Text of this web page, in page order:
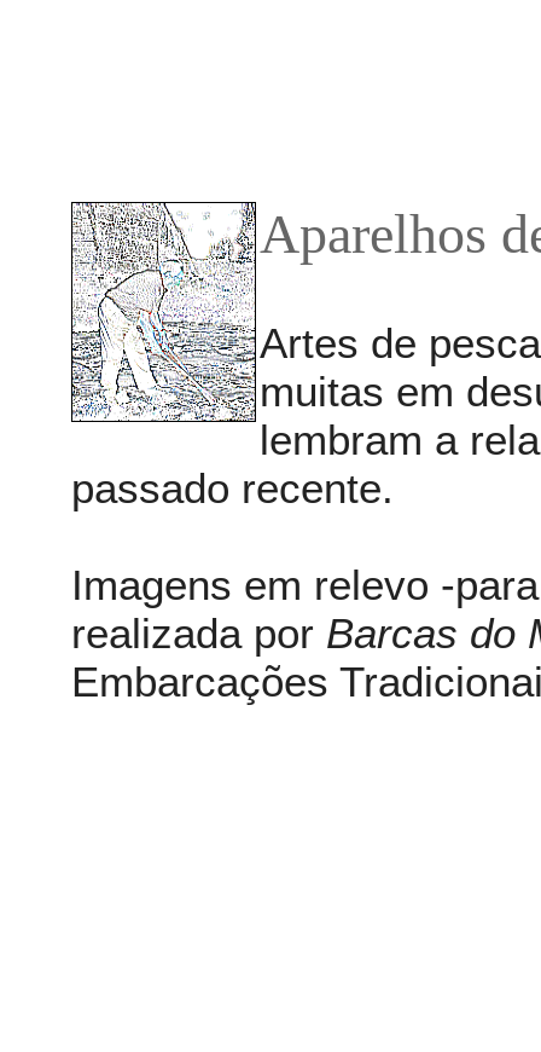
Aparelhos
Artes de
muitas em
lembram a
passado recente.
Imagens em relevo -
realizada por Barcas do
Embarcações